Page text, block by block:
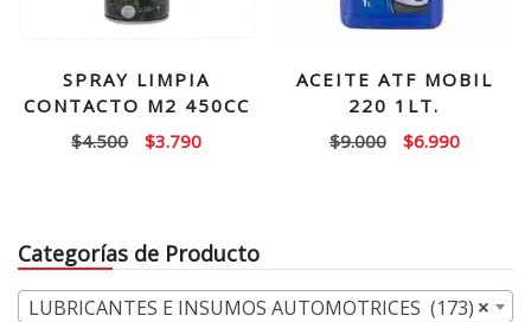
SPRAY LIMPIA
CONTACTO M2 450CC
$4.500
El
$4.500.
$3.790El
$3.790.
ACEITE ATF MOBIL
220 1LT.
$9.000
El
$6.990El
Categorías de Producto
×
LUBRICANTES E INSUMOS AUTOMOTRICES (173)